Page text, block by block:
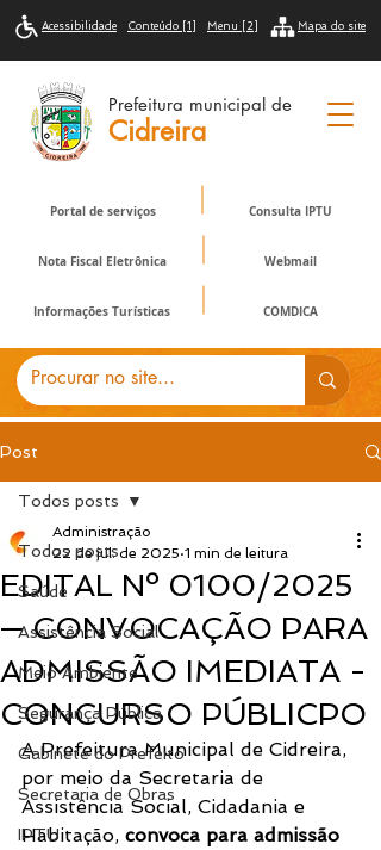
Portal de serviços Consulta IPTU
Nota Fiscal Eletrônica
Informações Turísticas COMDICA
Webmail
Acessibilidade Conteúdo [1] Menu [2] Mapa do site
Prefeitura municipal de
Cidreira
Post
Todos posts
Saúde
Assistência Social
Meio Ambiente
Segurança Pública
Gabinete do Prefeito
Secretaria de Obras
IPTU
Todos posts
EDITAL Nº 0100/2025
— CONVOCAÇÃO PARA
ADMISSÃO IMEDIATA -
CONCURSO PÚBLICPO
Administração
22 de jul. de 2025 1 min de leitura
A Prefeitura Municipal de Cidreira,
por meio da Secretaria de
Assistência Social, Cidadania e
Habitação, convoca para admissão